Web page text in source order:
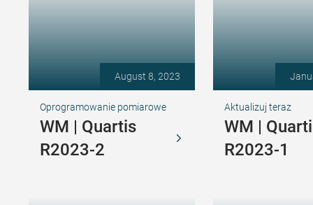
August 8, 2023
Oprogramowanie pomiarowe
WM | Quartis
R2023-2
Aktualizuj teraz
WM |
R2023-1